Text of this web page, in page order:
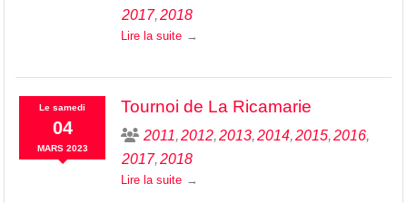
2017 2018
Lire la suite
Lesamedi
04
MARS 2023
Tournoi de La Ricamarie
2011 2012 2013 2014 2015 2016
2017 2018
Lire la suite